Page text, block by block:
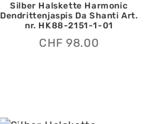
Silber Halskette Harmonic
Dendrittenjaspis Da Shanti Art.
nr. HK88-2151-1-01
CHF 98.00